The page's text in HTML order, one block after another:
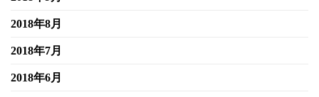
2018年8月
2018年7月
2018年6月